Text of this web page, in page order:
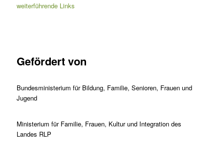
weiterführende Links
Gefördert von
Bundesministerium für Bildung, Familie, Senioren, Frauen und
Jugend
Ministerium für Familie, Frauen, Kultur und Integration des
Landes RLP